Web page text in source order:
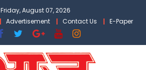
Friday, August 07, 2026
Advertisement Contact Us E-Paper